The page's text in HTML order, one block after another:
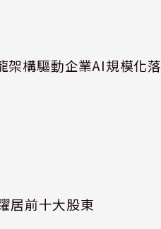
架構驅動企業AI規模化落
居前十大股東